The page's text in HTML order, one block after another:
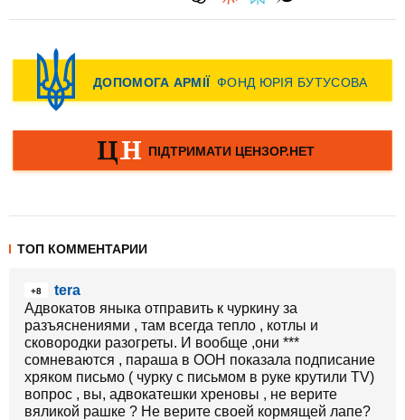
ТОП КОММЕНТАРИИ
+8
tera
Адвокатов яныка отправить к чуркину за
разъяснениями , там всегда тепло , котлы и
сковородки разогреты. И вообще ,они ***
сомневаются , параша в ООН показала подписание
хряком письмо ( чурку с письмом в руке крутили TV)
вопрос , вы, адвокатешки хреновы , не верите
вяликой рашке ? Не верите своей кормящей лапе?